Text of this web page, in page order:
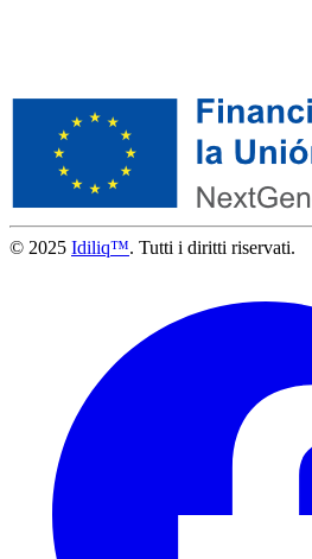
© 2025 Idiliq™. Tutti i diritti riservati.